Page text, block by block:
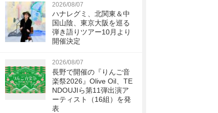
2026/08/07
ハナレグミ、北関東＆中
国山陰、東京大阪を巡る
弾き語りツアー10月より
開催決定
2026/08/07
長野で開催の『りんご音
楽祭2026』Olive Oil、TE
NDOUJIら第11弾出演ア
ーティスト（16組）を発
表